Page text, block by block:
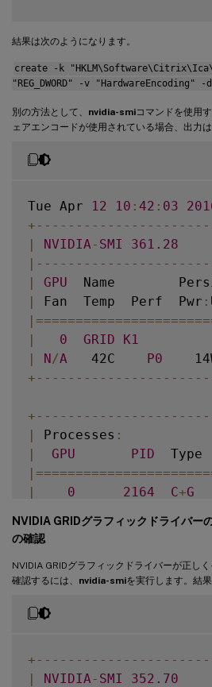
結果は次のようになります。
create -k
"REG_DWORD" -v
別の方法として、 nvidia-smiコマンドを使用
ェアエンコードが使用されている場合、出力
Tue Apr 12 10 : 42 : 03
+ -- -- -- -- -- -- -- -- -- -- --
|
NVIDIA - SMI 361.28
| -- -- -- -- -- -- -- -- -- -- --
|
GPU
Name
|
Fan  Temp  Perf  Pwr :
|======================
|
0 GRID K1
|
N/A
   42C
P0
+ -- -- -- -- -- -- -- -- -- -- --
+ -- -- -- -- -- -- -- -- -- -- --
|
Processes :
|
GPU PID
Type
|======================
|
0 2164 C+G
+-- -- ---- -- ---- ---- -- --
NVIDIA GRIDグラフィックドライバー
の確認
NVIDIA GRIDグラフィックドライバーが正し
確認するには、 nvidia-smiを実行します。結
+ -- -- -- -- -- -- -- -- -- -- --
|
NVIDIA - SMI 352.70